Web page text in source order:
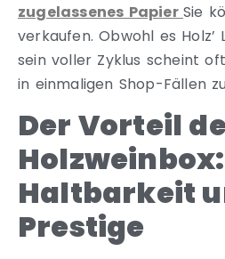
zugelassenes Papier Sie
verkaufen. Obwohl es Holz’
sein voller Zyklus scheint
in einmaligen Shop-Fällen
Der Vorteil
Haltbarkeit
Prestige